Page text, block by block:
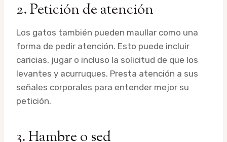
2. Petición de atención
Los gatos también pueden maullar como una
forma de pedir atención. Esto puede incluir
caricias, jugar o incluso la solicitud de que los
levantes y acurruques. Presta atención a sus
señales corporales para entender mejor su
petición.
3. Hambre o sed